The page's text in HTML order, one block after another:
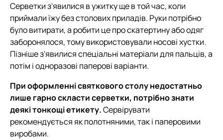
Серветки з'явилися в ужитку ще в той час, коли
приймали їжу без столових приладів. Руки потрібно
було витирати, а робити це про скатертину або одяг
заборонялося, тому використовували носові хустки.
Пізніше з'явилися спеціальні матеріали для пальців, а
потім і одноразові паперові варіанти.
При оформленні святкового столу недостатньо
лише гарно скласти серветки, потрібно знати
деякі тонкощі етикету.Сервірувати
рекомендується як полотняними, так і паперовими
виробами.